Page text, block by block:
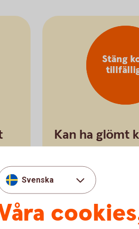
Stäng
Kan ha glömt
hemma
Stänga kort
Svenska